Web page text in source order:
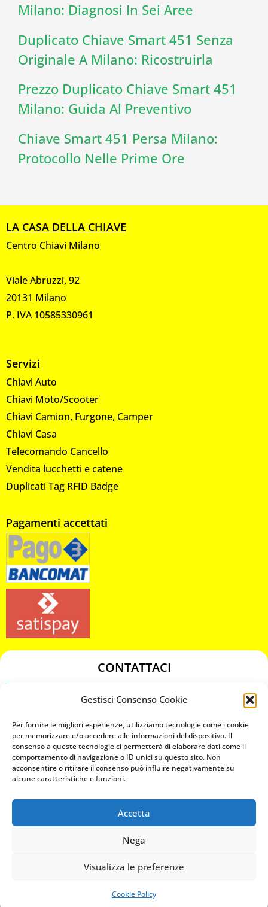
Gestisci Consenso Cookie
Per fornire le migliori esperienze, utilizziamo tecnologie come i cookie
per memorizzare e/o accedere alle informazioni del dispositivo. Il
consenso a queste tecnologie ci permetterà di elaborare dati come il
comportamento di navigazione o ID unici su questo sito. Non
acconsentire o ritirare il consenso può influire negativamente su
alcune caratteristiche e funzioni.
Accetta
Nega
Visualizza le preferenze
Cookie Policy
Milano: Diagnosi In Sei Aree
Duplicato Chiave Smart 451 Senza
Originale A Milano: Ricostruirla
Prezzo Duplicato Chiave Smart 451
Milano: Guida Al Preventivo
Chiave Smart 451 Persa Milano:
Protocollo Nelle Prime Ore
LA CASA DELLA CHIAVE
Centro Chiavi Milano
Viale Abruzzi, 92
20131 Milano
P. IVA 10585330961
Servizi
Chiavi Auto
Chiavi Moto/Scooter
Chiavi Camion, Furgone, Camper
Chiavi Casa
Telecomando Cancello
Vendita lucchetti e catene
Duplicati Tag RFID Badge
Pagamenti accettati
CONTATTACI
chiavicodificate@gmail.com
Privacy Policy
Cookie Policy
MAPS
CHIAMA ORA
PREVENTIVO IMMEDIATO